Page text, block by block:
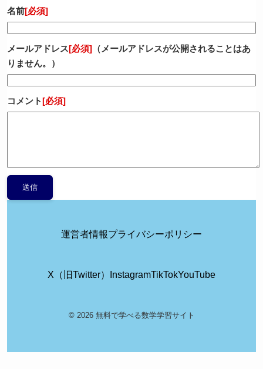
名前[必須]
メールアドレス[必須] （メールアドレスが公開されることはあ
りません。）
コメント[必須]
運営者情報プライバシーポリシー
X（旧Twitter） InstagramTikTokYouTube
© 2026 無料で学べる数学学習サイト